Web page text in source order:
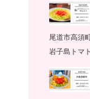
尾道市高須
岩子島トマ